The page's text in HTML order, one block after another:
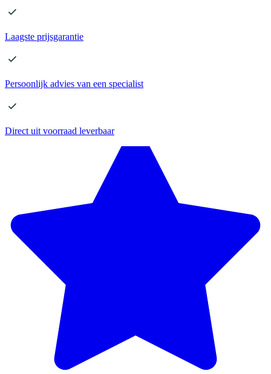
Laagste prijsgarantie
Persoonlijk advies van een specialist
Direct uit voorraad leverbaar